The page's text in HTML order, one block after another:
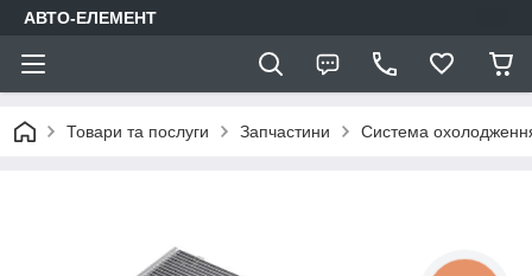
АВТО-ЕЛЕМЕНТ
Товари та послуги Запчастини Система